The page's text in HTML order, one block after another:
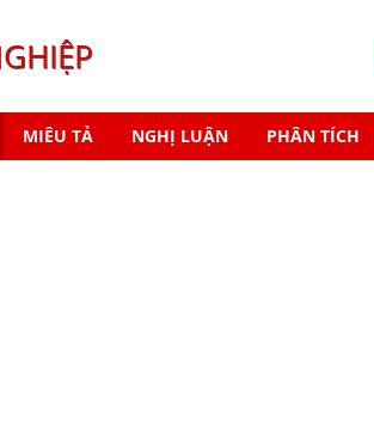
MIÊU TẢ NGHỊ LUẬN PHÂN TÍCH